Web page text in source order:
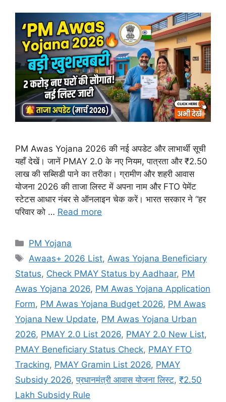
PM Awas Yojana 2026 की नई अपडेट और लाभार्थी सूची
यहाँ देखें। जानें PMAY 2.0 के नए नियम, पात्रता और ₹2.50
लाख की सब्सिडी पाने का तरीका। ग्रामीण और शहरी आवास
योजना 2026 की ताजा लिस्ट में अपना नाम और FTO पेमेंट
स्टेटस आधार नंबर से ऑनलाइन चेक करें। भारत सरकार ने “हर
परिवार को … Read more
Categories
PM Yojana
Tags
Awaas+ 2026 List,Awas Yojana Beneficiary
Status, Check PMAY Status by Aadhaar, PM
Awas Yojana 2026, PM Awas Yojana Application
Form, PM Awas Yojana Budget 2026, PM Awas
Yojana New Update, PM Awas Yojana Urban
2026, PMAY 2.0 List 2026, PMAY 2.0 New List,
PMAY Beneficiary Status Check, PMAY FTO
Tracking, PMAY Gramin List 2026, PMAY
Subsidy 2026,प्रधानमंत्री आवास योजना लिस्ट, ₹2.50
Lakh Subsidy Rule